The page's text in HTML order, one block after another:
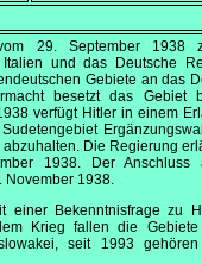
29. September 1938
Italien und das Deutsche
Gebiete an das
besetzt das Gebiet
verfügt Hitler in einem
Die Regierung
1938. Der Anschluss
November 1938.
einer Bekenntnisfrage zu
Krieg fallen die
seit 1993